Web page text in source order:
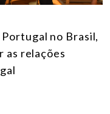
no Brasil,
as relações